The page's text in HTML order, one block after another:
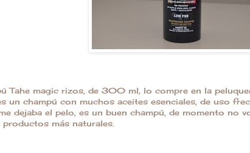
Tahe magic rizos, de 300 ml, lo compre en la
un champú con muchos aceites esenciales, de uso
dejaba el pelo, es un buen champú, de momento no
más naturales.